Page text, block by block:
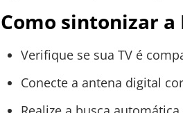
Como sintonizar a
Verifique se sua TV é
Conecte a antena digital